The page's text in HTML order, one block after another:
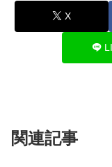
X
関連記事